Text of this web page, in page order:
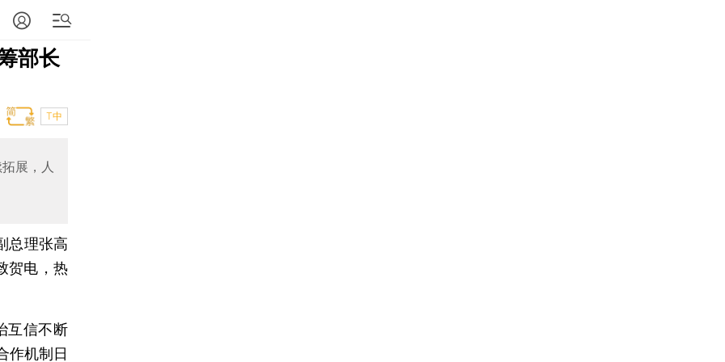
部长
T中
展，人
总理张高
贺电，热
信不断
作机制日